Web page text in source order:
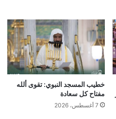
خطيب المسجد النبوي: تقوى ألله
مفتاح كل سعادة
7 أغسطس، 2026